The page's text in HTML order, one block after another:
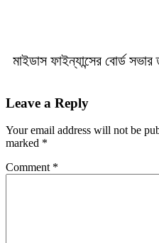
মাইডাস ফাইন্যান্সের বোর্ড সভার
Leave a Reply
Your email address will not be
marked *
Comment *